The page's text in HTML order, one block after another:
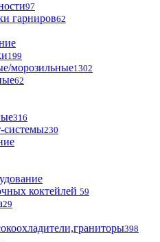
97
гарниров62
199
морозильные1302
62
316
230
коктейлей 59
29
398